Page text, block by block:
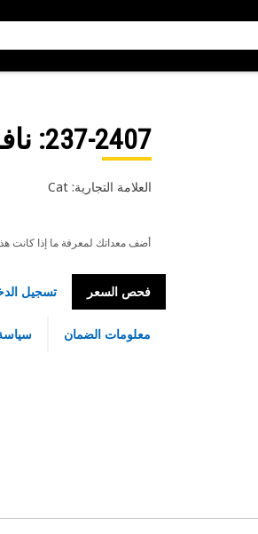
237-2407
:
العلامة التجارية: Cat
أضف معداتك لمعرفة ما إذا كانت
فحص السعر تسجيل
معلومات الضمان